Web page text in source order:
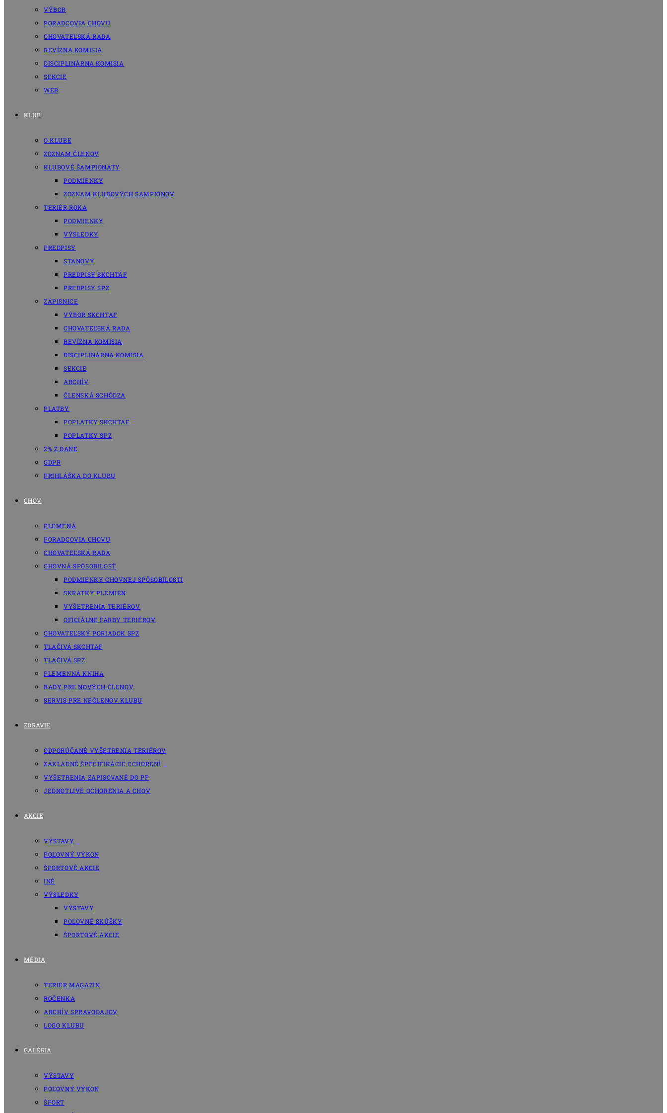
VÝBOR
PORADCOVIA CHOVU
CHOVATEĽSKÁ RADA
REVÍZNA KOMISIA
DISCIPLINÁRNA KOMISIA
SEKCIE
WEB
KLUB
O KLUBE
ZOZNAM ČLENOV
KLUBOVÉ ŠAMPIONÁTY
PODMIENKY
ZOZNAM KLUBOVÝCH ŠAMPIÓNOV
TERIÉR ROKA
PODMIENKY
VÝSLEDKY
PREDPISY
STANOVY
PREDPISY SKCHTAF
PREDPISY SPZ
ZÁPISNICE
VÝBOR SKCHTAF
CHOVATEĽSKÁ RADA
REVÍZNA KOMISIA
DISCIPLINÁRNA KOMISIA
SEKCIE
ARCHÍV
ČLENSKÁ SCHÔDZA
PLATBY
POPLATKY SKCHTAF
POPLATKY SPZ
2% Z DANE
GDPR
PRIHLÁŠKA DO KLUBU
CHOV
PLEMENÁ
PORADCOVIA CHOVU
CHOVATEĽSKÁ RADA
CHOVNÁ SPÔSOBILOSŤ
PODMIENKY CHOVNEJ SPÔSOBILOSTI
SKRATKY PLEMIEN
VYŠETRENIA TERIÉROV
OFICIÁLNE FARBY TERIÉROV
CHOVATEĽSKÝ PORIADOK SPZ
TLAČIVÁ SKCHTAF
TLAČIVÁ SPZ
PLEMENNÁ KNIHA
RADY PRE NOVÝCH ČLENOV
SERVIS PRE NEČLENOV KLUBU
ZDRAVIE
ODPORÚČANÉ VYŠETRENIA TERIÉROV
ZÁKLADNÉ ŠPECIFIKÁCIE OCHORENÍ
VYŠETRENIA ZAPISOVANÉ DO PP
JEDNOTLIVÉ OCHORENIA A CHOV
AKCIE
VÝSTAVY
POĽOVNÝ VÝKON
ŠPORTOVÉ AKCIE
INÉ
VÝSLEDKY
VÝSTAVY
POĽOVNÉ SKÚŠKY
ŠPORTOVÉ AKCIE
MÉDIA
TERIÉR MAGAZÍN
ROČENKA
ARCHÍV SPRAVODAJOV
LOGO KLUBU
GALÉRIA
VÝSTAVY
POĽOVNÝ VÝKON
ŠPORT